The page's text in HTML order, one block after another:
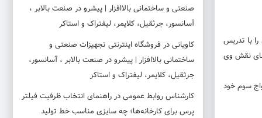
را با تدریس
نقش وی
ازدواج سوم خود
صنعتی و ساختمانی بالاافزار | پیشرو در صنعت بالابر ،
آسانسور، جرثقیل، کلایمر، لیفتراک و استاکر
کاویانیدر فروشگاه اینترنتی تجهیزات صنعتی و
ساختمانی بالاافزار | پیشرو در صنعت بالابر ، آسانسور،
جرثقیل، کلایمر، لیفتراک و استاکر
کارشناس روابط عمومیدر راهنمای انتخاب ظرفیت فیلتر
پرس برای کارخانه‌ها؛ چه سایزی مناسب خط تولید